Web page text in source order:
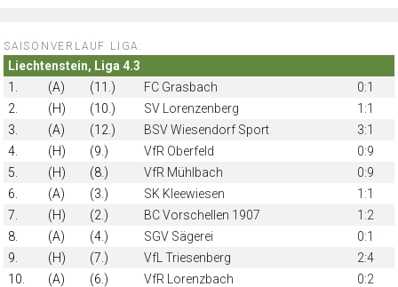
SAISONVERLAUF LIGA:
Liechtenstein, Liga 4.3
1.
(A) (11.) FC Grasbach
0:1
2.
(H) (10.) SV Lorenzenberg
1:1
3.
(A) (12.) BSV Wiesendorf Sport
3:1
4.
(H) (9.) VfR Oberfeld
0:9
5.
(H) (8.) VfR Mühlbach
0:9
6.
(A) (3.) SK Kleewiesen
1:1
7.
(H) (2.) BC Vorschellen 1907
1:2
8.
(A) (4.) SGV Sägerei
0:1
9.
(H) (7.) VfL Triesenberg
2:4
10.
(A) (6.) VfR Lorenzbach
0:2